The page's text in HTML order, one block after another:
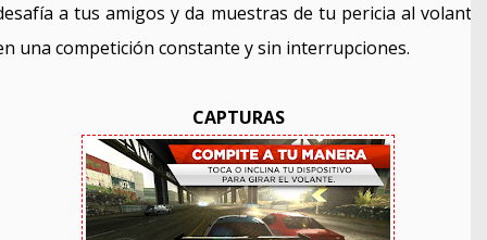
a tus amigos y da muestras de tu pericia al volante
una competición constante y sin interrupciones.
CAPTURAS